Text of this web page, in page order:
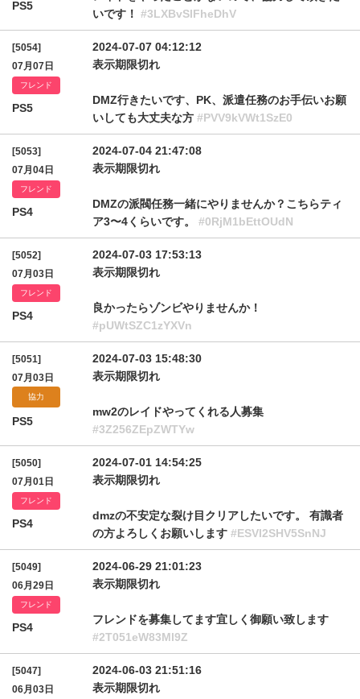
PS5
いです！ #3LXBvSlFheDhV
[5054]
07月07日
フレンド
PS5
2024-07-07 04:12:12
表示期限切れ
DMZ行きたいです、PK、派遣任務のお手伝いお願
いしても大丈夫な方 #PVV9kVWt1SzE0
[5053]
07月04日
フレンド
PS4
2024-07-04 21:47:08
表示期限切れ
DMZの派閥任務一緒にやりませんか？こちらティ
ア3〜4くらいです。 #0RjM1bEttOUdN
[5052]
07月03日
フレンド
PS4
2024-07-03 17:53:13
表示期限切れ
良かったらゾンビやりませんか！
#pUWtSZC1zYXVn
[5051]
07月03日
協力
PS5
2024-07-03 15:48:30
表示期限切れ
mw2のレイドやってくれる人募集
#3Z256ZEpZWTYw
[5050]
07月01日
フレンド
PS4
2024-07-01 14:54:25
表示期限切れ
dmzの不安定な裂け目クリアしたいです。 有識者
の方よろしくお願いします #ESVl2SHV5SnNJ
[5049]
06月29日
フレンド
PS4
2024-06-29 21:01:23
表示期限切れ
フレンドを募集してます宜しく御願い致します
#2T051eW83Ml9Z
[5047]
06月03日
2024-06-03 21:51:16
表示期限切れ